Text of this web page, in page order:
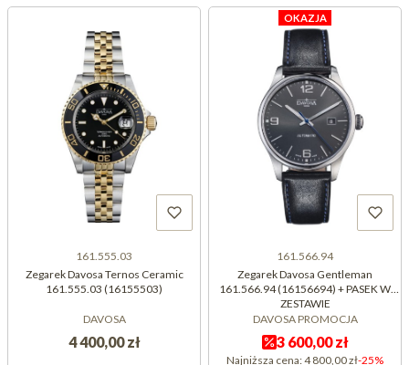
161.555.03
Zegarek Davosa Ternos Ceramic
161.555.03 (16155503)
DAVOSA
4 400,00 zł
OKAZJA
161.566.94
Zegarek Davosa Gentleman
161.566.94 (16156694) + PASEK W
ZESTAWIE
DAVOSA PROMOCJA
3 600,00 zł
Najniższa cena:4 800,00 zł-25%